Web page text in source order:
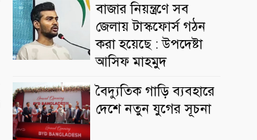
বাজার নিয়ন্ত্রণে সব
জেলায় টাস্কফোর্স গঠন
করা হয়েছে : উপদেষ্টা
আসিফ মাহমুদ
বৈদ্যুতিক গাড়ি ব্যবহারে
দেশে নতুন যুগের সূচনা